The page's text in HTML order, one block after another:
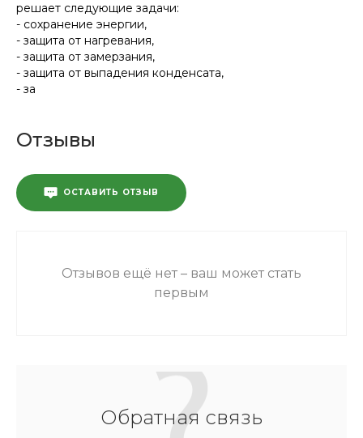
решает следующие задачи:
- сохранение энергии,
- защита от нагревания,
- защита от замерзания,
- защита от выпадения конденсата,
- за
Отзывы
ОСТАВИТЬ ОТЗЫВ
Отзывов ещё нет – ваш может стать
первым
Обратная связь